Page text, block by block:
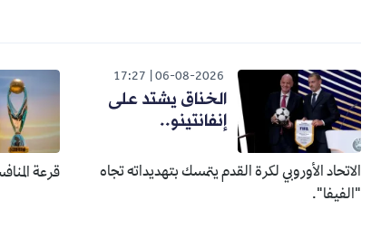
06-08-2026
17:27
الخناق يشتد على
إنفانتينو..
الاتحاد الأوروبي لكرة القدم يتمسك بتهديداته تجاه
"الفيفا".
قرعة